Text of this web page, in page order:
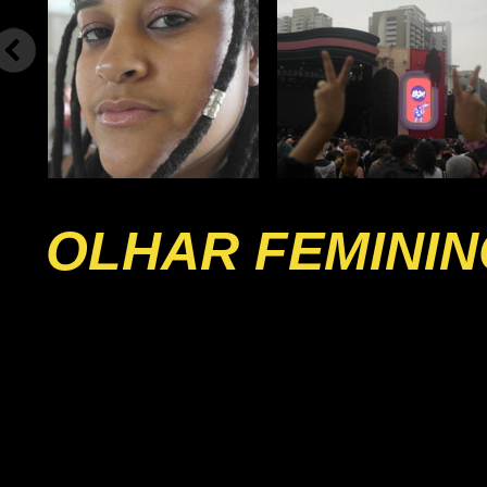
OLHAR